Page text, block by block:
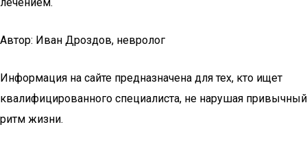
Автор: Иван Дроздов, невролог
Информация на сайте предназначена для тех, кто ищет
квалифицированного специалиста, не нарушая привычный
ритм жизни.